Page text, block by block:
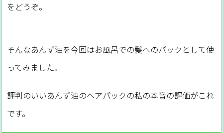
をどうぞ。
そんなあんず油を今回はお風呂での髪へのパックとして使
ってみました。
評判のいいあんず油のヘアパックの私の本音の評価がこれ
です。